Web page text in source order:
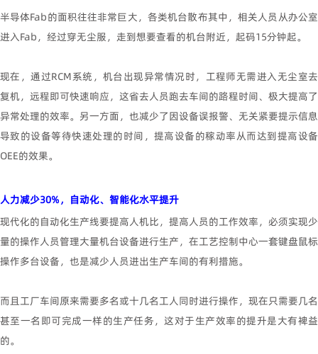
半导体Fab的面积往往非常巨大，各类机台散布其中，相关人员从办公室
进入Fab，经过穿无尘服，走到想要查看的机台附近，起码15分钟起。
现在，通过RCM系统，机台出现异常情况时，工程师无需进入无尘室去
复机，远程即可快速响应，这省去人员跑去车间的路程时间、极大提高了
异常处理的效率。另一方面，也减少了因设备误报警、无关紧要提示信息
导致的设备等待快速处理的时间，提高设备的稼动率从而达到提高设备
OEE的效果。
人力减少30%，自动化、智能化水平提升
现代化的自动化生产线要提高人机比，提高人员的工作效率，必须实现少
量的操作人员管理大量机台设备进行生产，在工艺控制中心一套键盘鼠标
操作多台设备，也是减少人员进出生产车间的有利措施。
而且工厂车间原来需要多名或十几名工人同时进行操作，现在只需要几名
甚至一名即可完成一样的生产任务，这对于生产效率的提升是大有裨益
的。